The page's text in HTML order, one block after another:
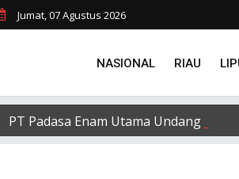
Jumat, 07 Agustus 2026
NASIONAL RIAU
PT Padasa Enam Utama Undang